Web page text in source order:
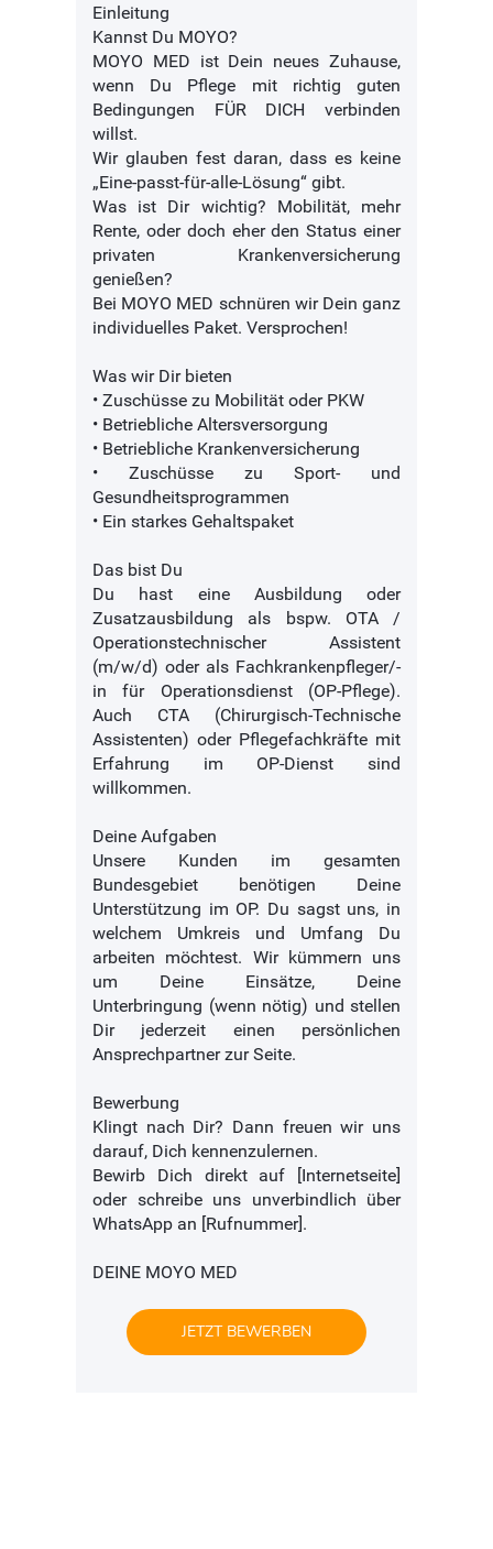
Einleitung
Kannst Du MOYO?
MOYO MED ist Dein neues Zuhause,
wenn Du Pflege mit richtig guten
Bedingungen FÜR DICH verbinden
willst.
Wir glauben fest daran, dass es keine
„Eine-passt-für-alle-Lösung“ gibt.
Was ist Dir wichtig? Mobilität, mehr
Rente, oder doch eher den Status einer
privaten Krankenversicherung
genießen?
Bei MOYO MED schnüren wir Dein ganz
individuelles Paket. Versprochen!
Was wir Dir bieten
• Zuschüsse zu Mobilität oder PKW
• Betriebliche Altersversorgung
• Betriebliche Krankenversicherung
• Zuschüsse zu Sport- und
Gesundheitsprogrammen
• Ein starkes Gehaltspaket
Das bist Du
Du hast eine Ausbildung oder
Zusatzausbildung als bspw. OTA /
Operationstechnischer Assistent
(m/w/d) oder als Fachkrankenpfleger/-
in für Operationsdienst (OP-Pflege).
Auch CTA (Chirurgisch-Technische
Assistenten) oder Pflegefachkräfte mit
Erfahrung im OP-Dienst sind
willkommen.
Deine Aufgaben
Unsere Kunden im gesamten
Bundesgebiet benötigen Deine
Unterstützung im OP. Du sagst uns, in
welchem Umkreis und Umfang Du
arbeiten möchtest. Wir kümmern uns
um Deine Einsätze, Deine
Unterbringung (wenn nötig) und stellen
Dir jederzeit einen persönlichen
Ansprechpartner zur Seite.
Bewerbung
Klingt nach Dir? Dann freuen wir uns
darauf, Dich kennenzulernen.
Bewirb Dich direkt auf [Internetseite]
oder schreibe uns unverbindlich über
WhatsApp an [Rufnummer].
DEINE MOYO MED
JETZT BEWERBEN